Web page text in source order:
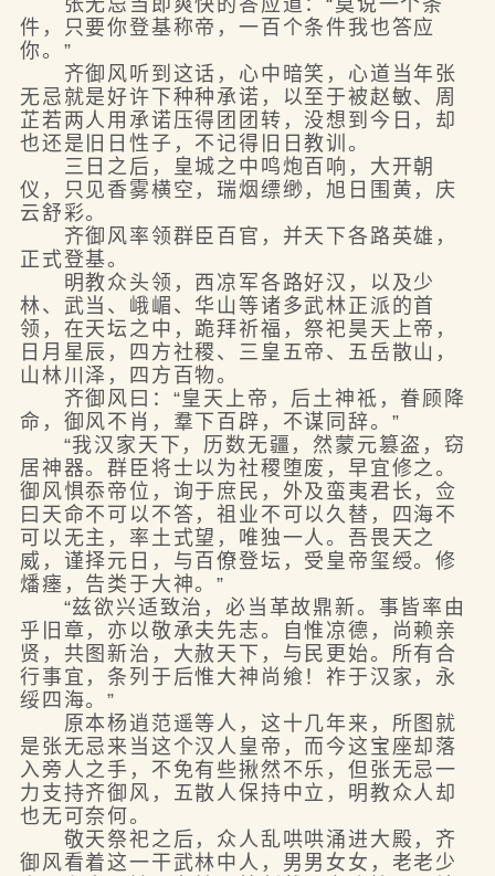
张无忌当即爽快的答应道：“莫说一个条
件，只要你登基称帝，一百个条件我也答应
你。”
齐御风听到这话，心中暗笑，心道当年张
无忌就是好许下种种承诺，以至于被赵敏、周
芷若两人用承诺压得团团转，没想到今日，却
也还是旧日性子，不记得旧日教训。
三日之后，皇城之中鸣炮百响，大开朝
仪，只见香雾横空，瑞烟缥缈，旭日围黄，庆
云舒彩。
齐御风率领群臣百官，并天下各路英雄，
正式登基。
明教众头领，西凉军各路好汉，以及少
林、武当、峨嵋、华山等诸多武林正派的首
领，在天坛之中，跪拜祈福，祭祀昊天上帝，
日月星辰，四方社稷、三皇五帝、五岳散山，
山林川泽，四方百物。
齐御风曰：“皇天上帝，后土神祗，眷顾降
命，御风不肖，羣下百辟，不谋同辞。”
“我汉家天下，历数无疆，然蒙元篡盗，窃
居神器。群臣将士以为社稷堕废，早宜修之。
御风惧忝帝位，询于庶民，外及蛮夷君长，佥
曰天命不可以不答，祖业不可以久替，四海不
可以无主，率土式望，唯独一人。吾畏天之
威，谨择元日，与百僚登坛，受皇帝玺绶。修
燔瘗，告类于大神。”
“兹欲兴适致治，必当革故鼎新。事皆率由
乎旧章，亦以敬承夫先志。自惟凉德，尚赖亲
贤，共图新治，大赦天下，与民更始。所有合
行事宜，条列于后惟大神尚飨！祚于汉家，永
绥四海。”
原本杨逍范遥等人，这十几年来，所图就
是张无忌来当这个汉人皇帝，而今这宝座却落
入旁人之手，不免有些揪然不乐，但张无忌一
力支持齐御风，五散人保持中立，明教众人却
也无可奈何。
敬天祭祀之后，众人乱哄哄涌进大殿，齐
御风看着这一干武林中人，男男女女，老老少